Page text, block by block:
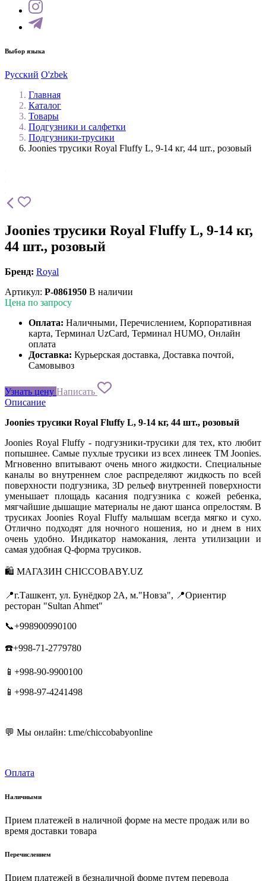
Выбор языка
Русский O'zbek
Главная
Каталог
Товары
Подгузники и салфетки
Подгузники-трусики
Joonies трусики Royal Fluffy L, 9-14 кг, 44 шт., розовый
Joonies трусики Royal Fluffy L, 9-14 кг,
44 шт., розовый
Бренд: Royal
Артикул: P-0861950 В наличии
Цена по запросу
Оплата: Наличными, Перечислением, Корпоративная
карта, Терминал UzCard, Терминал HUMO, Онлайн
оплата
Доставка: Курьерская доставка, Доставка почтой,
Самовывоз
Узнать цену Написать
Описание
Joonies трусики Royal Fluffy L, 9-14 кг, 44 шт., розовый
Joonies Royal Fluffy - подгузники-трусики для тех, кто любит
попышнее. Самые пухлые трусики из всех линеек TM Joonies.
Мгновенно впитывают очень много жидкости. Специальные
каналы во внутреннем слое распределяют жидкость по всей
поверхности подгузника, 3D рельеф внутренней поверхности
уменьшает площадь касания подгузника с кожей ребенка,
мягчайшие дышащие материалы не дают шанса опрелостям. В
трусиках Joonies Royal Fluffy малышам всегда мягко и сухо.
Отлично подходят для ночного ношения, но и днем в них
очень удобно. Индикатор намокания, лента утилизации и
самая удобная Q-форма трусиков.
🛍 МАГАЗИН CHICCOBABY.UZ
📍г.Ташкент, ул. Бунёдкор 2А, м."Новза", 📍Ориентир
ресторан "Sultan Ahmet"
📞+998900990100
☎️+998-71-2779780
📱+998-90-9900100
📱+998-97-4241498
💬 Мы онлайн: t.me/chiccobabyonline
Оплата
Наличными
Прием платежей в наличной форме на месте продаж или во
время доставки товара
Перечислением
Прием платежей в безналичной форме путем перевода